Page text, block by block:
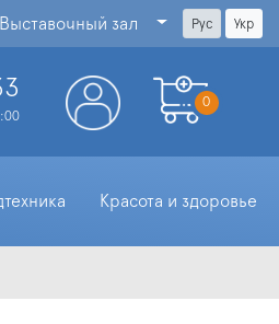
Выставочный зал Рус Укр
0
Красота и здоровье